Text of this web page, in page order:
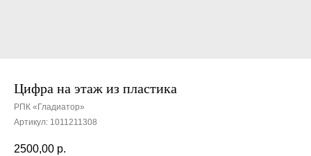
Цифра на этаж из пластика
РПК «Гладиатор»
Артикул: 1011211308
2500,00 р.